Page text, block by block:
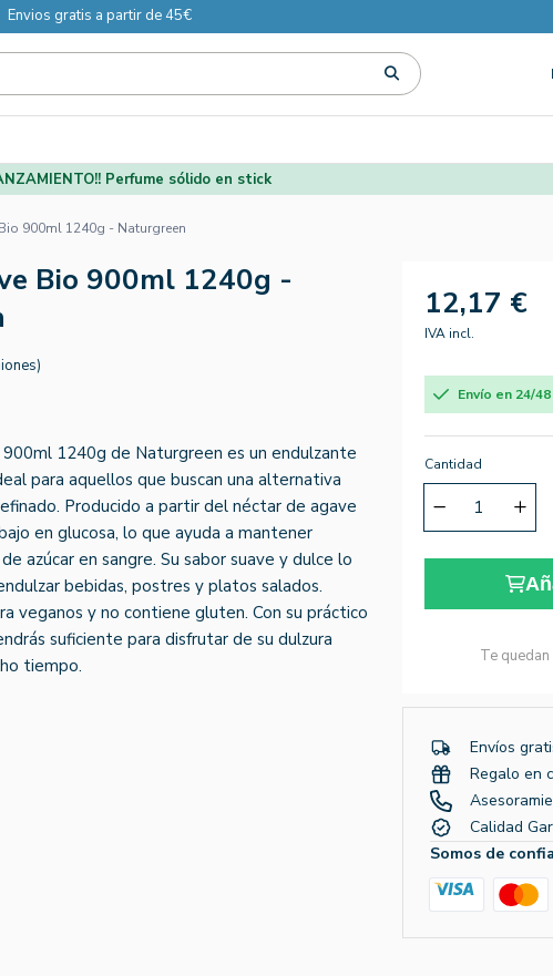
Envios gratis a partir de 45€
Perfume sólido en stick
900ml 1240g - Naturgreen
Bio 900ml 1240g -
1240g de Naturgreen es un endulzante
para aquellos que buscan una alternativa
Producido a partir del néctar de agave
en glucosa, lo que ayuda a mantener
azúcar en sangre. Su sabor suave y dulce lo
bebidas, postres y platos salados.
veganos y no contiene gluten. Con su práctico
suficiente para disfrutar de su dulzura
tiempo.
12,17 €
IVA incl.
Envío en 24/
Cantidad
Te quedan
Envíos
Regalo en
Calidad
Somos de